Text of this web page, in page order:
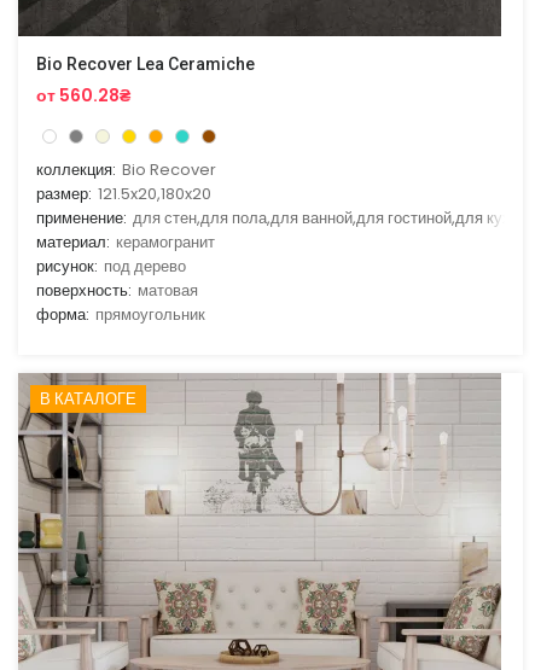
Bio Recover Lea Ceramiche
от 560.28₴
коллекция: Bio Recover
размер: 121.5x20,180x20
применение: для стен,для пола,для ванной,для гостиной,для кухни
материал: керамогранит
рисунок: под дерево
поверхность: матовая
форма: прямоугольник
В КАТАЛОГЕ